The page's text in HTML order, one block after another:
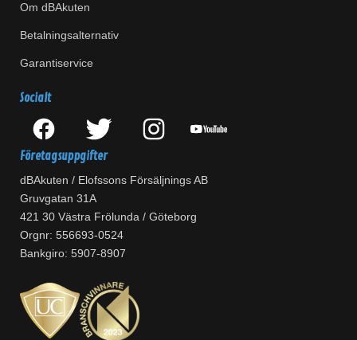
Om dBAkuten
Betalningsalternativ
Garantiservice
Socialt
Företagsuppgifter
dBAkuten / Elofssons Försäljnings AB
Gruvgatan 31A
421 30 Västra Frölunda / Göteborg
Orgnr: 556693-0524
Bankgiro: 5907-8907